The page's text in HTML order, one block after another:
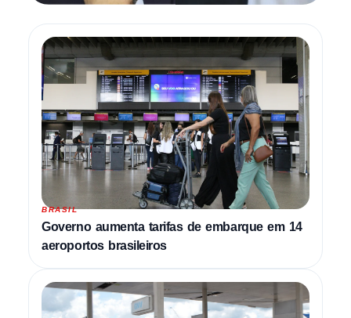
BRASIL
Governo aumenta tarifas de embarque em 14
aeroportos brasileiros